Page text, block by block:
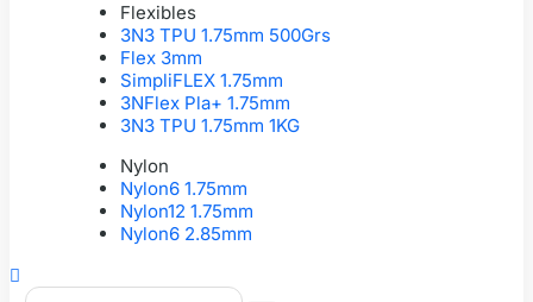
Flexibles
3N3 TPU 1.75mm 500Grs
Flex 3mm
SimpliFLEX 1.75mm
3NFlex Pla+ 1.75mm
3N3 TPU 1.75mm 1KG
Nylon
Nylon6 1.75mm
Nylon12 1.75mm
Nylon6 2.85mm
